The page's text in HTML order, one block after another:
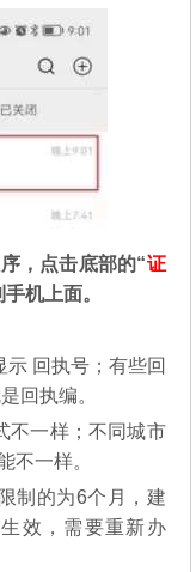
，点击底部的“证
机上面。
示 回执号；有些回
回执编。
不一样；不同城市
不一样。
制的为6个月，建
效，需要重新办